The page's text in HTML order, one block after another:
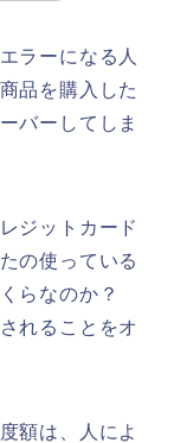
ラーになる人
品を購入した
バーしてしま
ジットカード
の使っている
らなのか？
れることをオ
額は、人によ